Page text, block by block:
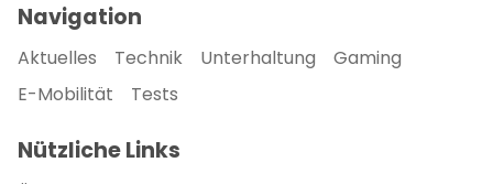
Navigation
Aktuelles Technik Unterhaltung
Gaming
E-Mobilität
Tests
Nützliche Links